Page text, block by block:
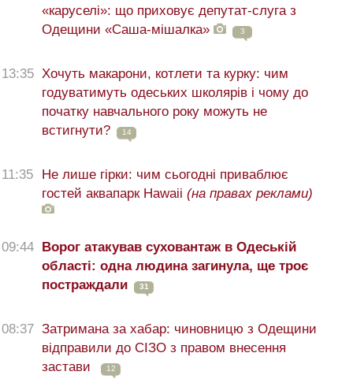
«каруселі»: що приховує депутат-слуга з
Одещини «Саша-мішалка»
3
13:35 Хочуть макарони, котлети та курку: чим
годуватимуть одеських школярів і чому до
початку навчального року можуть не
встигнути?
14
11:35
Не лише гірки: чим сьогодні приваблює
гостей аквапарк Hawaii (на правах реклами)
09:44 Ворог атакував суховантаж в Одеській
області: одна людина загинула, ще троє
постраждали
31
08:37 Затримана за хабар: чиновницю з Одещини
відправили до СІЗО з правом внесення
застави
12